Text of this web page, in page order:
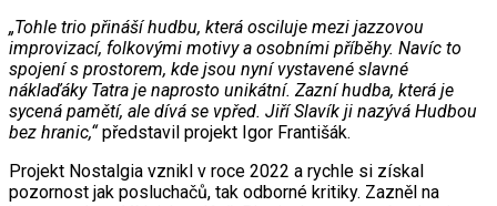
„Tohle trio přináší hudbu, která osciluje mezi jazzovou
improvizací, folkovými motivy a osobními příběhy. Navíc to
spojení s prostorem, kde jsou nyní vystavené slavné
náklaďáky Tatra je naprosto unikátní. Zazní hudba, která je
sycená pamětí, ale dívá se vpřed. Jiří Slavík ji nazývá Hudbou
bez hranic,“představil projekt Igor Františák.
Projekt Nostalgia vznikl v roce 2022 a rychle si získal
pozornost jak posluchačů, tak odborné kritiky. Zazněl na